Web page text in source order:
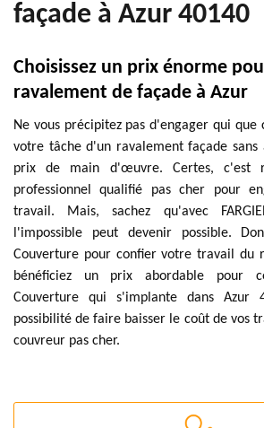
façade à Azur 40140
Choisissez un prix énorme
ravalement de façade à Azur
Ne vous précipitez pas d'engager qui
votre tâche d'un ravalement façade
prix de main d'œuvre. Certes, c'est
professionnel qualifié pas cher pour
travail. Mais, sachez qu'avec
l'impossible peut devenir possible.
Couverture pour confier votre travail du
bénéficiez un prix abordable pour
Couverture qui s'implante dans Azur
possibilité de faire baisser le coût de vos
couvreur pas cher.